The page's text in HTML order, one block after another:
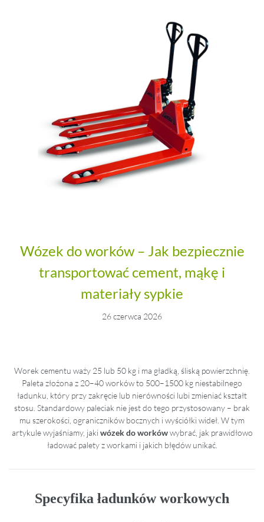
Wózek do worków – Jak bezpiecznie
transportować cement, mąkę i
materiały sypkie
26 czerwca 2026
Worek cementu waży 25 lub 50 kg i ma gładką, śliską powierzchnię.
Paleta złożona z 20–40 worków to 500–1500 kg niestabilnego
ładunku, który przy zakręcie lub nierówności lubi zmieniać kształt
stosu. Standardowy paleciak nie jest do tego przystosowany – brak
mu szerokości, ograniczników bocznych i wyściółki wideł. W tym
artykule wyjaśniamy, jakiwózek do workówwybrać, jak prawidłowo
ładować palety z workami i jakich błędów unikać.
Specyfika ładunków workowych